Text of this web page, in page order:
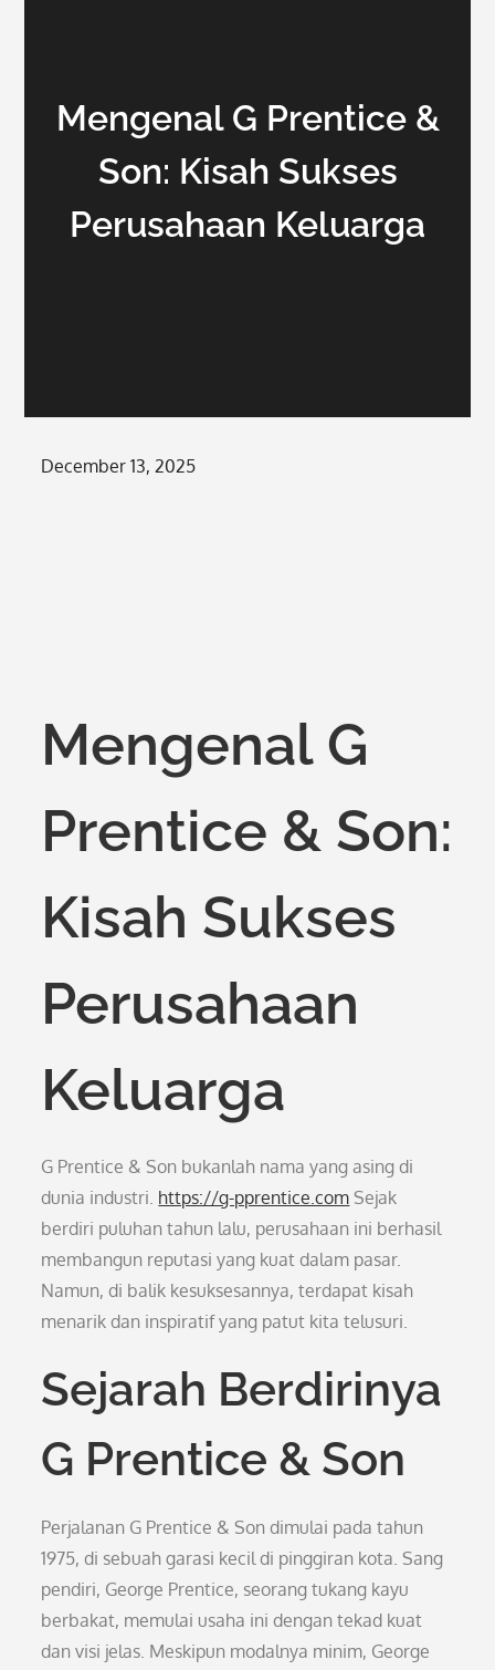
Mengenal G Prentice &
Son: Kisah Sukses
Perusahaan Keluarga
Posted
December 13, 2025
Mengenal G
Prentice & Son:
Kisah Sukses
Perusahaan
Keluarga
G Prentice & Son bukanlah nama yang asing di
dunia industri. https://g-pprentice.com Sejak
berdiri puluhan tahun lalu, perusahaan ini berhasil
membangun reputasi yang kuat dalam pasar.
Namun, di balik kesuksesannya, terdapat kisah
menarik dan inspiratif yang patut kita telusuri.
Sejarah Berdirinya
G Prentice & Son
Perjalanan G Prentice & Son dimulai pada tahun
1975, di sebuah garasi kecil di pinggiran kota. Sang
pendiri, George Prentice, seorang tukang kayu
berbakat, memulai usaha ini dengan tekad kuat
dan visi jelas. Meskipun modalnya minim, George